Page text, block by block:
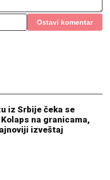
STARIJI OD
DEMOLIRAN "BENTLI"
Skupocenom
naselja
ISTA ONA MALINA
ni posle 30 GODINA!